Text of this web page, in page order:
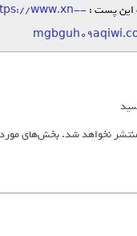
این پست :www.xn--
نخواهد شد.بخش‌های